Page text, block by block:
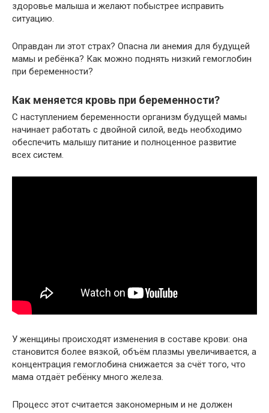
здоровье малыша и желают побыстрее исправить
ситуацию.
Оправдан ли этот страх? Опасна ли анемия для будущей
мамы и ребёнка? Как можно поднять низкий гемоглобин
при беременности?
Как меняется кровь при беременности?
С наступлением беременности организм будущей мамы
начинает работать с двойной силой, ведь необходимо
обеспечить малышу питание и полноценное развитие
всех систем.
У женщины происходят изменения в составе крови: она
становится более вязкой, объём плазмы увеличивается, а
концентрация гемоглобина снижается за счёт того, что
мама отдаёт ребёнку много железа.
Процесс этот считается закономерным и не должен